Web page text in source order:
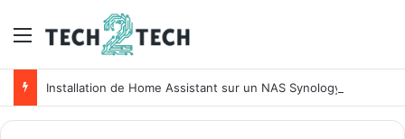
Menu
Installation de Home Assistant sur un NAS Synology